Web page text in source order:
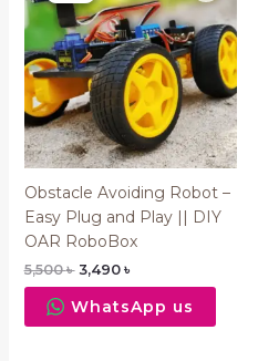
Obstacle Avoiding Robot –
Easy Plug and Play || DIY
OAR RoboBox
5,500৳
5,500 ৳ .
3,490 ৳
3,490 ৳ .
WhatsApp us